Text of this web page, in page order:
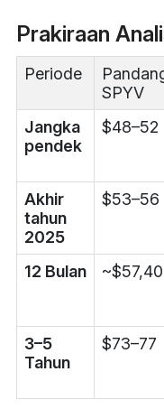
Prakiraan
Periode
SPYV
Jangka
pendek
$48–52
Akhir
tahun
2025
$53–56
12 Bulan ~$57,40
3–5
Tahun
$73–77